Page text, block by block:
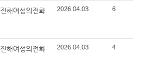
진해여성의전화 2026.04.03 6
진해여성의전화 2026.04.03 4